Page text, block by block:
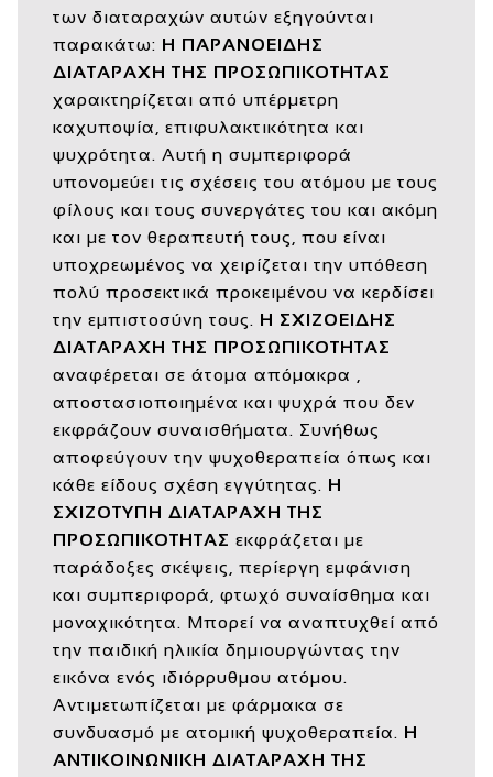
των διαταραχών αυτών εξηγούνται
παρακάτω: Η ΠΑΡΑΝΟΕΙΔΗΣ
ΔΙΑΤΑΡΑΧΗ ΤΗΣ ΠΡΟΣΩΠΙΚΟΤΗΤΑΣ
χαρακτηρίζεται από υπέρμετρη
καχυποψία, επιφυλακτικότητα και
ψυχρότητα. Αυτή η συμπεριφορά
υπονομεύει τις σχέσεις του ατόμου με τους
φίλους και τους συνεργάτες του και ακόμη
και με τον θεραπευτή τους, που είναι
υποχρεωμένος να χειρίζεται την υπόθεση
πολύ προσεκτικά προκειμένου να κερδίσει
την εμπιστοσύνη τους. Η ΣΧΙΖΟΕΙΔΗΣ
ΔΙΑΤΑΡΑΧΗ ΤΗΣ ΠΡΟΣΩΠΙΚΟΤΗΤΑΣ
αναφέρεται σε άτομα απόμακρα ,
αποστασιοποιημένα και ψυχρά που δεν
εκφράζουν συναισθήματα. Συνήθως
αποφεύγουν την ψυχοθεραπεία όπως και
κάθε είδους σχέση εγγύτητας. Η
ΣΧΙΖΟΤΥΠΗ ΔΙΑΤΑΡΑΧΗ ΤΗΣ
ΠΡΟΣΩΠΙΚΟΤΗΤΑΣ εκφράζεται με
παράδοξες σκέψεις, περίεργη εμφάνιση
και συμπεριφορά, φτωχό συναίσθημα και
μοναχικότητα. Μπορεί να αναπτυχθεί από
την παιδική ηλικία δημιουργώντας την
εικόνα ενός ιδιόρρυθμου ατόμου.
Αντιμετωπίζεται με φάρμακα σε
συνδυασμό με ατομική ψυχοθεραπεία. Η
ΑΝΤΙΚΟΙΝΩΝΙΚΗ ΔΙΑΤΑΡΑΧΗ ΤΗΣ